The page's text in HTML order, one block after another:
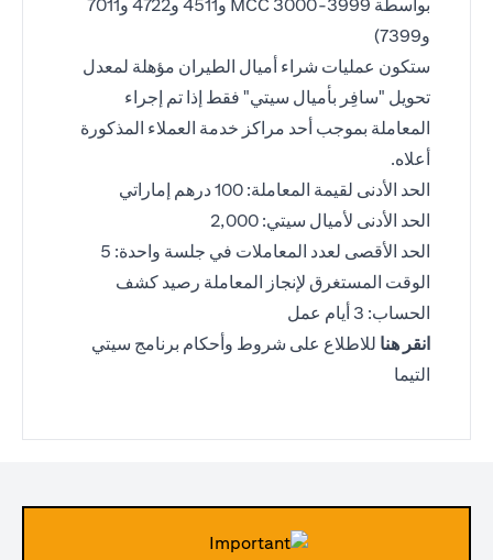
بواسطة MCC 3000-3999 و4511 و4722 و7011
و7399)
ستكون عمليات شراء أميال الطيران مؤهلة لمعدل
تحويل "سافِر بأميال سيتي" فقط إذا تم إجراء
المعاملة بموجب أحد مراكز خدمة العملاء المذكورة
أعلاه.
الحد الأدنى لقيمة المعاملة: 100 درهم إماراتي
الحد الأدنى لأميال سيتي: 2,000
الحد الأقصى لعدد المعاملات في جلسة واحدة: 5
الوقت المستغرق لإنجاز المعاملة رصيد كشف
الحساب: 3 أيام عمل
انقر هنا opens in a new tab
للاطلاع على شروط وأحكام برنامج سيتي
التيما